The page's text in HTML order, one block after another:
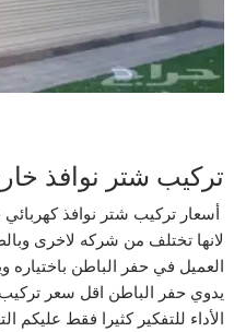
تركيب شتر نوافذ
أسعار تركيب شتر نوافذ كهربائي
لانها تختلف من شركه لاخرى
العميل في حفر الباطن باختياره
يدوي حفر الباطن اقل سعر
الأداء للتفكير كثيرا فقط